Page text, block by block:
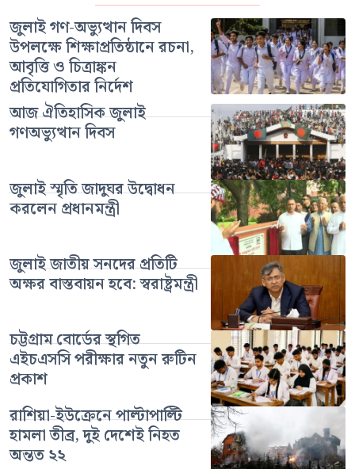
জুলাই গণ-অভ্যুত্থান দিবস
উপলক্ষে শিক্ষাপ্রতিষ্ঠানে রচনা,
আবৃত্তি ও চিত্রাঙ্কন
প্রতিযোগিতার নির্দেশ
আজ ঐতিহাসিক জুলাই
গণঅভ্যুত্থান দিবস
জুলাই স্মৃতি জাদুঘর উদ্বোধন
করলেন প্রধানমন্ত্রী
জুলাই জাতীয় সনদের প্রতিটি
অক্ষর বাস্তবায়ন হবে: স্বরাষ্ট্রমন্ত্রী
চট্টগ্রাম বোর্ডের স্থগিত
এইচএসসি পরীক্ষার নতুন রুটিন
প্রকাশ
রাশিয়া-ইউক্রেনে পাল্টাপাল্টি
হামলা তীব্র, দুই দেশেই নিহত
অন্তত ২২